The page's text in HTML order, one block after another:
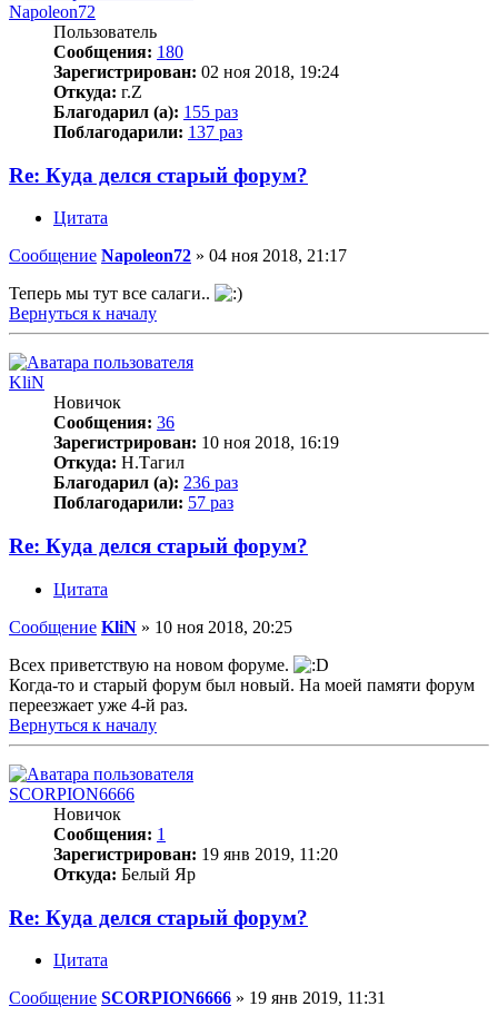
Napoleon72
Пользователь
Сообщения: 180
Зарегистрирован: 02 ноя 2018, 19:24
Откуда: г.Z
Благодарил (а): 155 раз
Поблагодарили: 137 раз
Re: Куда делся старый форум?
Цитата
Сообщение Napoleon72 » 04 ноя 2018, 21:17
Теперь мы тут все салаги..
Вернуться к началу
KliN
Новичок
Сообщения: 36
Зарегистрирован: 10 ноя 2018, 16:19
Откуда: Н.Тагил
Благодарил (а): 236 раз
Поблагодарили: 57 раз
Re: Куда делся старый форум?
Цитата
Сообщение KliN » 10 ноя 2018, 20:25
Всех приветствую на новом форуме.
Когда-то и старый форум был новый. На моей памяти форум
переезжает уже 4-й раз.
Вернуться к началу
SCORPION6666
Новичок
Сообщения: 1
Зарегистрирован: 19 янв 2019, 11:20
Откуда: Белый Яр
Re: Куда делся старый форум?
Цитата
Сообщение SCORPION6666 » 19 янв 2019, 11:31